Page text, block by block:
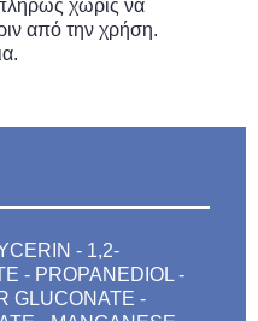
χωρίς να
από την χρήση.
- 1,2-
- PROPANEDIOL -
GLUCONATE -